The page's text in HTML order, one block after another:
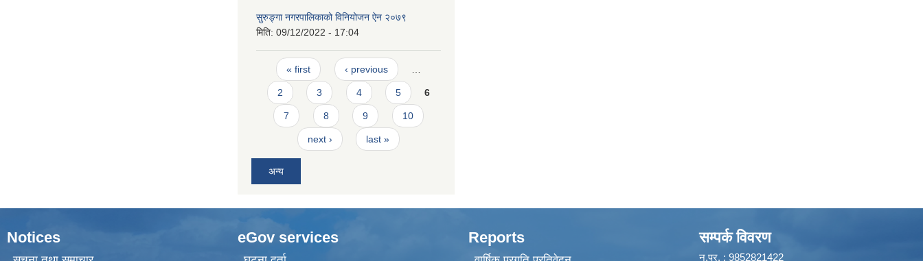
सुरुङ्गा नगरपालिकाको विनियोजन ऐन २०७९
मिति: 09/12/2022 - 17:04
Pages
« first ‹ previous …
2 3 4 5 6
7 8 9 10
next › last »
अन्य
Notices eGov services Reports सम्पर्क विवरण
न.प्र. : 9852821422